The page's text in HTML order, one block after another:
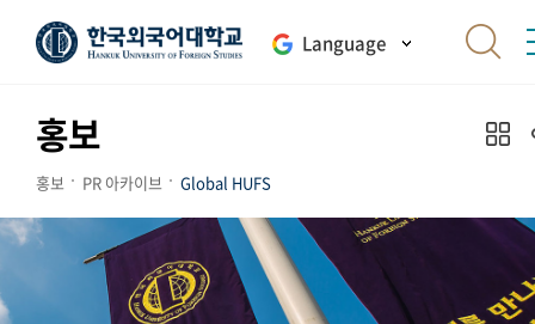
Language
홍보
홍보 PR 아카이브 Global HUFS